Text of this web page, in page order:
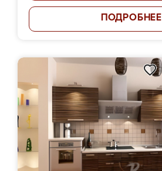
ПОДРОБНЕЕ